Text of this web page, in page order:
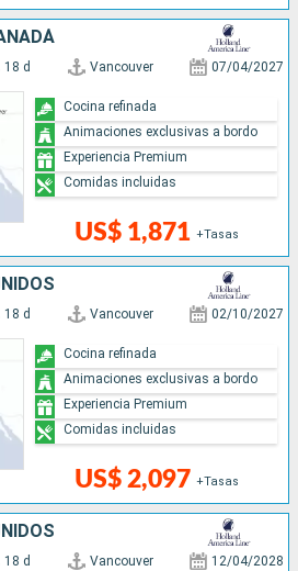
18 d Vancouver 07/04/2027
US$ 1,871 +Tasas
Cocina refinada
Animaciones exclusivas a bordo
Experiencia Premium
Comidas incluidas
18 d Vancouver 02/10/2027
US$ 2,097 +Tasas
Cocina refinada
Animaciones exclusivas a bordo
Experiencia Premium
Comidas incluidas
18 d Vancouver 12/04/2028